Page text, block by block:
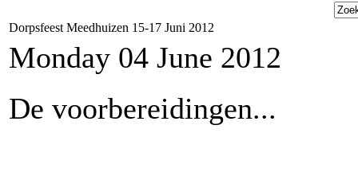
Dorpsfeest Meedhuizen 15-17 Juni 2012
Monday 04 June 2012
De voorbereidingen...